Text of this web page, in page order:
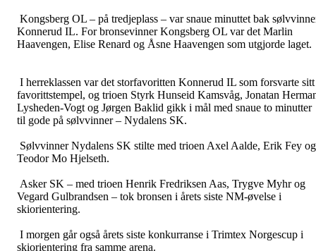
Kongsberg OL – på tredjeplass – var snaue minuttet bak
Konnerud IL. For bronsevinner Kongsberg OL var det Marlin
Haavengen, Elise Renard og Åsne Haavengen som utgjorde laget.
I herreklassen var det storfavoritten Konnerud IL som forsvarte sitt
favorittstempel, og trioen Styrk Hunseid Kamsvåg, Jonatan
Lysheden-Vogt og Jørgen Baklid gikk i mål med snaue to minutter
til gode på sølvvinner – Nydalens SK.
Sølvvinner Nydalens SK stilte med trioen Axel Aalde, Erik Fey og
Teodor Mo Hjelseth.
Asker SK – med trioen Henrik Fredriksen Aas, Trygve Myhr og
Vegard Gulbrandsen – tok bronsen i årets siste NM-øvelse i
skiorientering.
I morgen går også årets siste konkurranse i Trimtex Norgescup i
skiorientering fra samme arena.